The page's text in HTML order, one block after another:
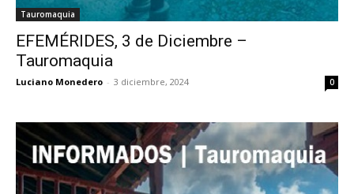
Tauromaquia
EFEMÉRIDES, 3 de Diciembre –
Tauromaquia
Luciano Monedero - 3 diciembre, 2024 0